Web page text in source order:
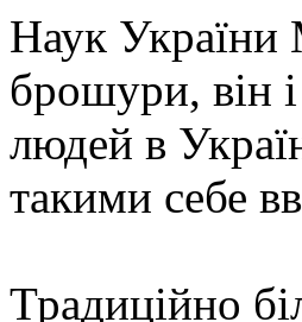
Наук України
брошури, він
людей в
такими себе
Традиційно